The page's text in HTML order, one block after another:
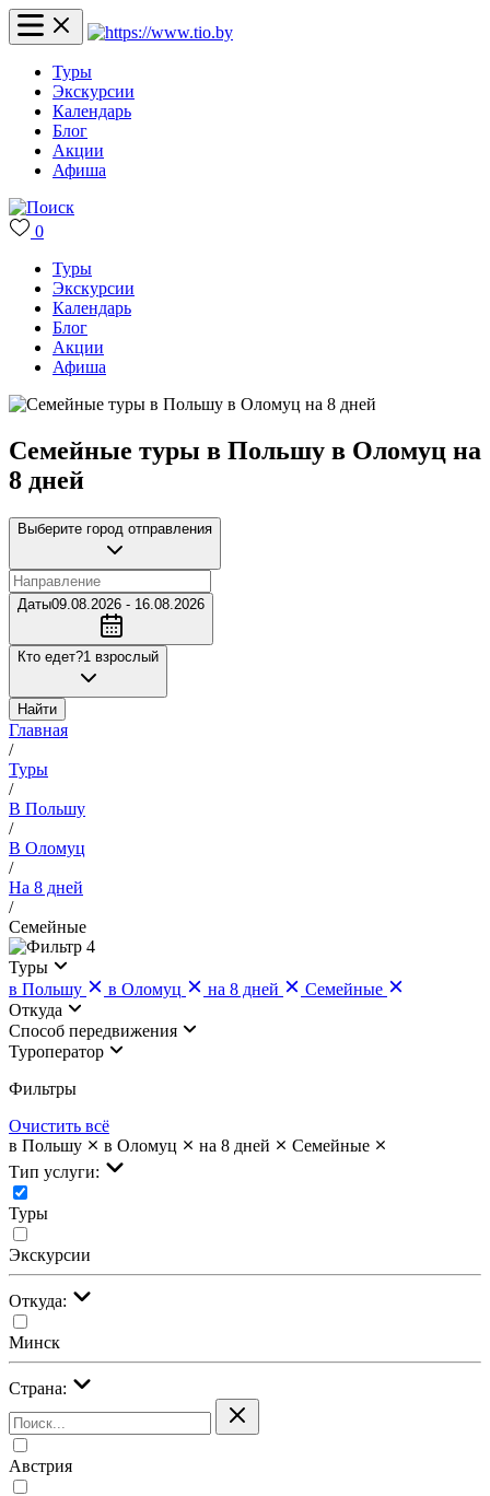
Туры
Экскурсии
Календарь
Блог
Акции
Афиша
0
Туры
Экскурсии
Календарь
Блог
Акции
Афиша
Семейные туры в Польшу в Оломуц на
8 дней
Выберите город отправления
Даты09.08.2026 - 16.08.2026
Кто едет?1 взрослый
Найти
Главная
/
Туры
/
В Польшу
/
В Оломуц
/
На 8 дней
/
Семейные
4
Туры
в Польшу
в Оломуц на 8 дней
Семейные
Откуда
Cпособ передвижения
Туроператор
Фильтры
Очистить всё
в Польшу
в Оломуц на 8 дней
Семейные
Тип услуги:
Туры
Экскурсии
Откуда:
Минск
Страна:
Австрия